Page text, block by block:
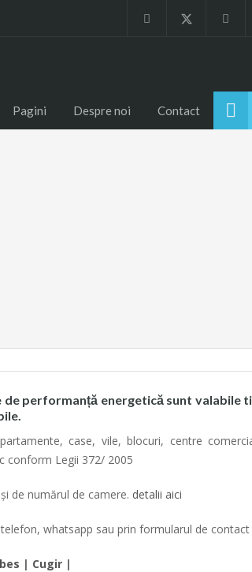
Pagini Despre noi Contact
performanță energetică sunt valabile
case, vile, blocuri, centre
conform Legii 372/ 2005
de numărul de camere. detalii aici
whatsapp sau prin formularul de
| Cugir|